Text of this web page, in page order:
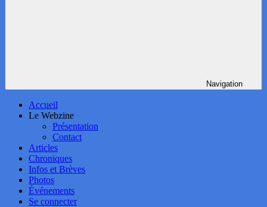
Navigation
Accueil
Le Webzine
Présentation
Contact
Articles
Chroniques
Infos et Brèves
Photos
Événements
Se connecter